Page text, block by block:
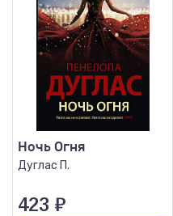
Ночь Огня
Дуглас П.
423 ₽